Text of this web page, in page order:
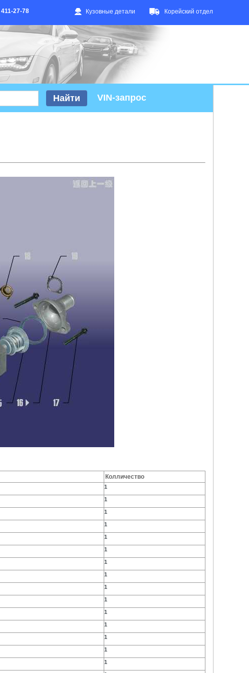
Кузовные детали Корейский отдел
411-27-78
VIN-запрос
Колличество
1
1
1
1
1
1
1
1
1
1
1
1
1
1
1